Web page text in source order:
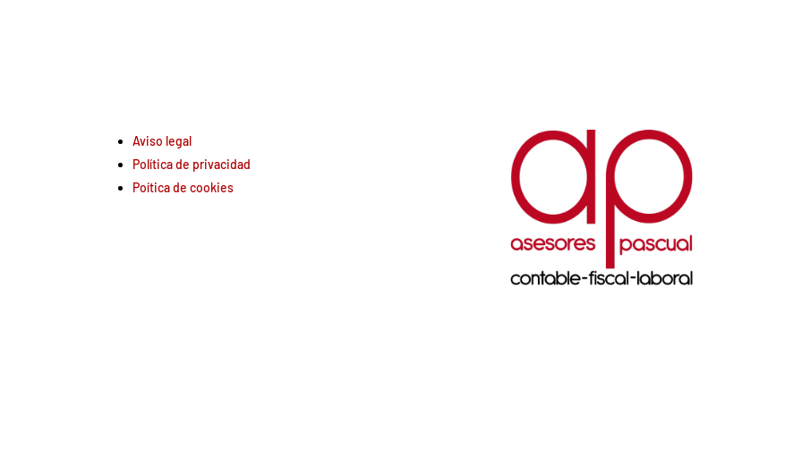
Aviso legal
Política de privacidad
Poítica de cookies